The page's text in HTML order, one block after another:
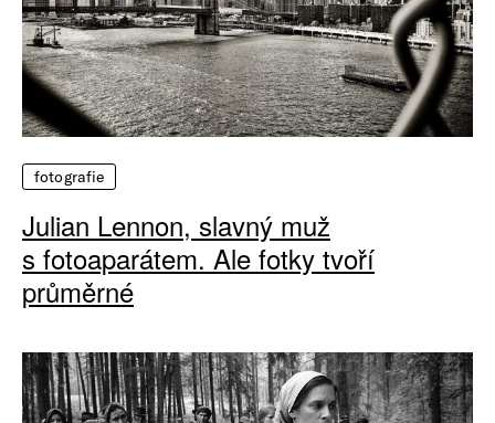
fotografie
Julian Lennon, slavný muž
s fotoaparátem. Ale fotky tvoří
průměrné